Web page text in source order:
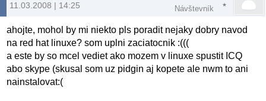
11.03.2008 | 14:25 Návštevník
ahojte, mohol by mi niekto pls poradit nejaky dobry navod
na red hat linuxe? som uplni zaciatocnik :(((
a este by so mcel vediet ako mozem v linuxe spustit ICQ
abo skype (skusal som uz pidgin aj kopete ale nwm to ani
nainstalovat:(